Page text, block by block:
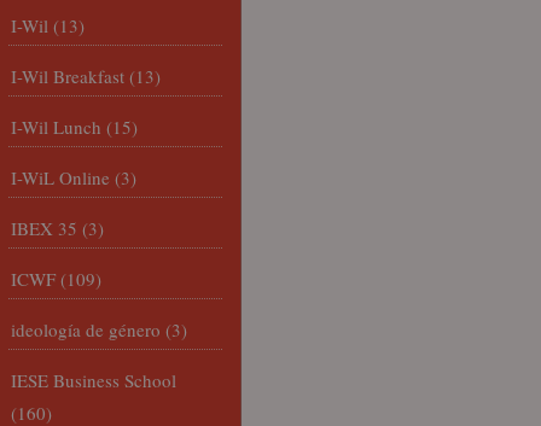
I-Wil (13)
I-Wil Breakfast (13)
I-Wil Lunch (15)
I-WiL Online (3)
IBEX 35 (3)
ICWF (109)
ideología de género (3)
IESE Business School
(160)